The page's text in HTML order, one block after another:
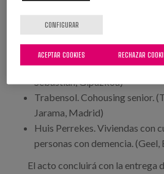
"Experiencias innovadoras
Lugaritz. Viviendas para toda
Sebastian, Gipuzkoa)
Trabensol. Cohousing senior.
Jarama, Madrid)
Huis Perrekes. Viviendas con
personas con demencia. (Geel,
El acto concluirá con la entrega
CONFIGURAR
RECHAZAR
ACEPTAR COOKIES